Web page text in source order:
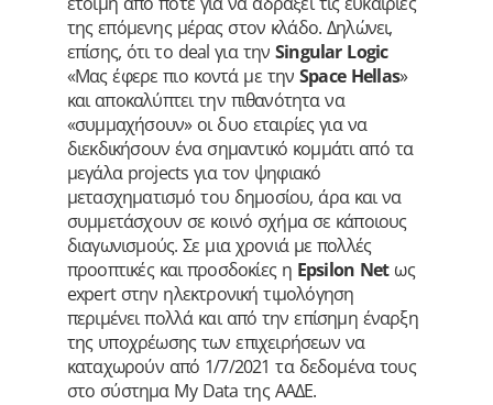
της επόμενης μέρας στον κλάδο. Δηλώνει,
επίσης, ότι το deal για την Singular Logic
«Mας έφερε πιο κοντά με την Space Hellas»
και αποκαλύπτει την πιθανότητα να
«συμμαχήσουν» οι δυο εταιρίες για να
διεκδικήσουν ένα σημαντικό κομμάτι από τα
μεγάλα projects για τον ψηφιακό
μετασχηματισμό του δημοσίου, άρα και να
συμμετάσχουν σε κοινό σχήμα σε κάποιους
διαγωνισμούς. Σε μια χρονιά με πολλές
προοπτικές και προσδοκίες η Epsilon Netως
expert στην ηλεκτρονική τιμολόγηση
περιμένει πολλά και από την επίσημη έναρξη
της υποχρέωσης των επιχειρήσεων να
καταχωρούν από 1/7/2021 τα δεδομένα τους
στο σύστημα My Data της ΑΑΔΕ.